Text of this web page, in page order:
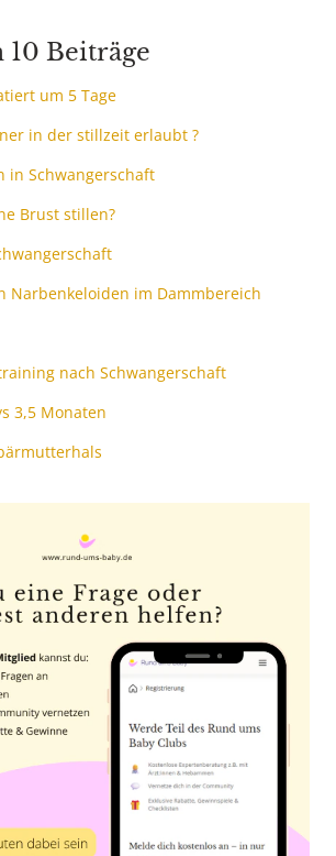
10 Beiträge
um 5 Tage
in der stillzeit erlaubt ?
in Schwangerschaft
Brust stillen?
Narbenkeloiden im Dammbereich
nach Schwangerschaft
3,5 Monaten